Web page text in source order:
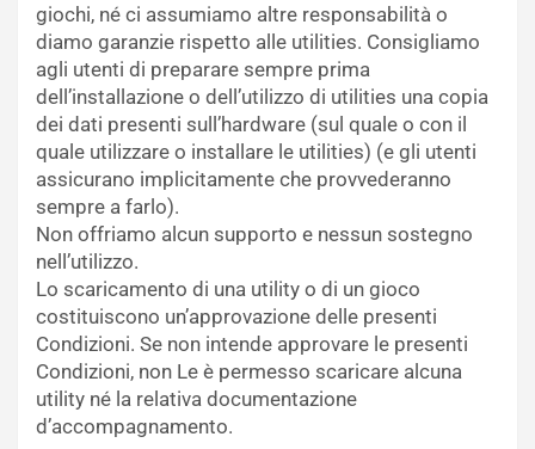
giochi, né ci assumiamo altre responsabilità o
diamo garanzie rispetto alle utilities. Consigliamo
agli utenti di preparare sempre prima
dell’installazione o dell’utilizzo di utilities una copia
dei dati presenti sull’hardware (sul quale o con il
quale utilizzare o installare le utilities) (e gli utenti
assicurano implicitamente che provvederanno
sempre a farlo).
Non offriamo alcun supporto e nessun sostegno
nell’utilizzo.
Lo scaricamento di una utility o di un gioco
costituiscono un’approvazione delle presenti
Condizioni. Se non intende approvare le presenti
Condizioni, non Le è permesso scaricare alcuna
utility né la relativa documentazione
d’accompagnamento.